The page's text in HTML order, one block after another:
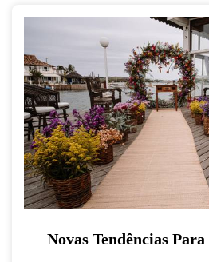
Novas Tendências